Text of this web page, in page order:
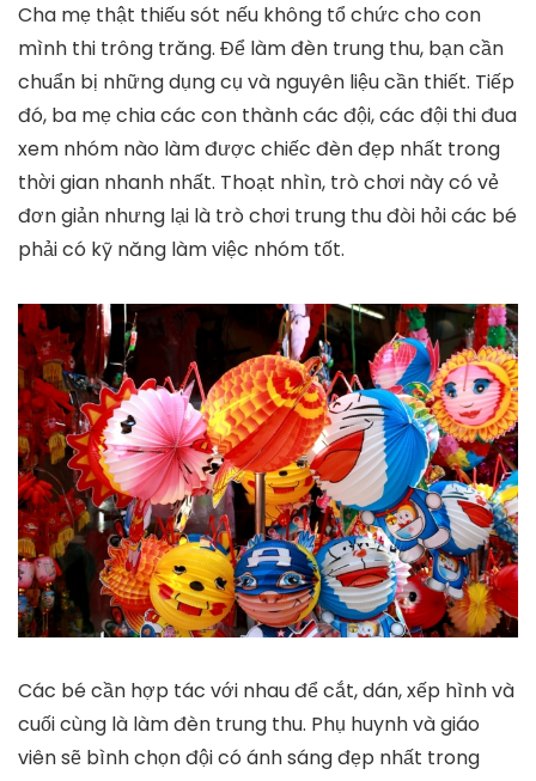
Cha mẹ thật thiếu sót nếu không tổ chức cho con
mình thi trông trăng. Để làm đèn trung thu, bạn cần
chuẩn bị những dụng cụ và nguyên liệu cần thiết. Tiếp
đó, ba mẹ chia các con thành các đội, các đội thi đua
xem nhóm nào làm được chiếc đèn đẹp nhất trong
thời gian nhanh nhất. Thoạt nhìn, trò chơi này có vẻ
đơn giản nhưng lại là trò chơi trung thu đòi hỏi các bé
phải có kỹ năng làm việc nhóm tốt.
Các bé cần hợp tác với nhau để cắt, dán, xếp hình và
cuối cùng là làm đèn trung thu. Phụ huynh và giáo
viên sẽ bình chọn đội có ánh sáng đẹp nhất trong